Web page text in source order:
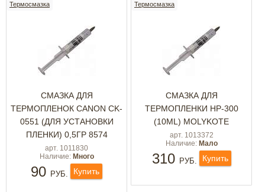
Термосмазка
СМАЗКА ДЛЯ
ТЕРМОПЛЕНОК CANON CK-
0551 (ДЛЯ УСТАНОВКИ
ПЛЕНКИ) 0,5ГР 8574
арт. 1011830
Наличие: Много
90 РУБ. Купить
Термосмазка
СМАЗКА ДЛЯ
ТЕРМОПЛЕНКИ HP-300
(10ML) MOLYKOTE
арт. 1013372
Наличие: Мало
310 РУБ. Купить